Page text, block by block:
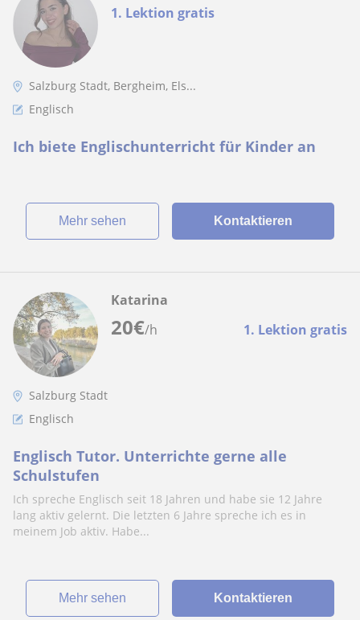
1. Lektion gratis
Salzburg Stadt, Bergheim, Els...
Englisch
Ich biete Englischunterricht für Kinder an
Mehr sehen Kontaktieren
20€/h 1. Lektion gratis
Katarina
Salzburg Stadt
Englisch
Englisch Tutor. Unterrichte gerne alle
Schulstufen
Ich spreche Englisch seit 18 Jahren und habe sie 12 Jahre
lang aktiv gelernt. Die letzten 6 Jahre spreche ich es in
meinem Job aktiv. Habe...
Mehr sehen Kontaktieren